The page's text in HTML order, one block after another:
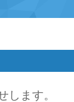
ます。